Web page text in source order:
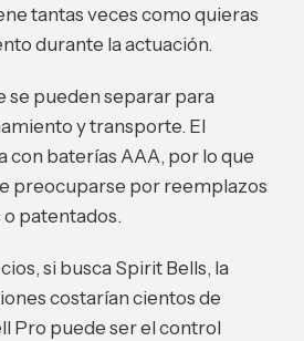
tantas veces como quieras
durante la actuación.
se pueden separar para
y transporte. El
con baterías AAA, por lo que
preocuparse por reemplazos
patentados.
si busca Spirit Bells, la
costarían cientos de
Pro puede ser el control